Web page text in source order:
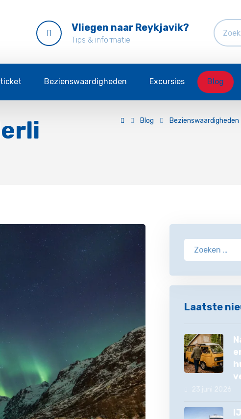
Vliegen naar Reykjavik?
Tips & informatie
Bezienswaardigheden Excursies Blog
Blog Bezienswaardigheden
Laatste